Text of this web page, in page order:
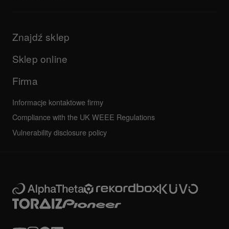
Podręczniki i dokumentacja
Program certyfikacji AlphaTheta
Najczęściej zadawane pytania
Forum społeczności
Firma
Inne
Znajdź sklep
Sklep online
Firma
Informacje kontaktowe firmy
Compliance with the UK WEEE Regulations
Vulnerability disclosure policy